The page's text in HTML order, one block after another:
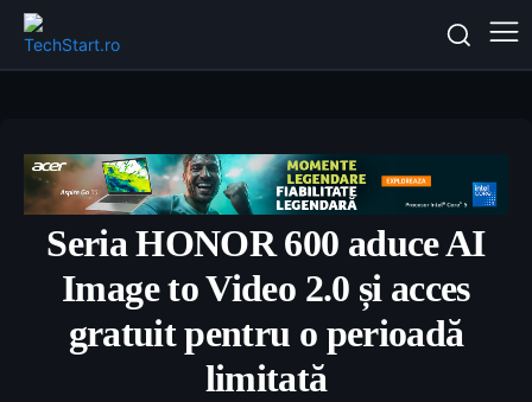
Seria HONOR 600 aduce AI
Image to Video 2.0 și acces
gratuit pentru o perioadă
limitată